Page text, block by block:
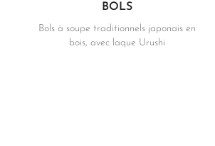
BOLS
Bols à soupe traditionnels japonais en
bois, avec laque Urushi